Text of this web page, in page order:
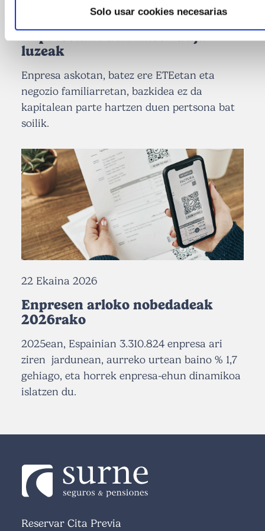
Solo usar cookies necesarias
20 Uztaila 2026
Enpresetako bazkideen baja
luzeak
Enpresa askotan, batez ere ETEetan eta
negozio familiarretan, bazkidea ez da
kapitalean parte hartzen duen pertsona bat
soilik.
22 Ekaina 2026
Enpresen arloko nobedadeak
2026rako
2025ean, Espainian 3.310.824 enpresa ari
ziren jardunean, aurreko urtean baino % 1,7
gehiago, eta horrek enpresa-ehun dinamikoa
islatzen du.
Reservar Cita Previa